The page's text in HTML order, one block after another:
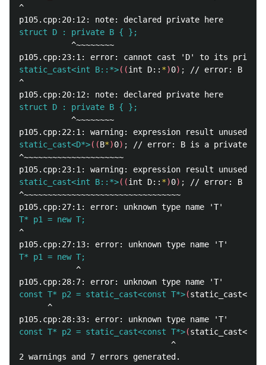
^
struct D : private B { };
           ^~~~~~~~~
static_cast<int B::*>((int D:: *)0) ;
^
struct D : private B { };
           ^~~~~~~~~
static_cast<D*>((B*)0) ;
^~~~~~~~~~~~~~~~~~~~~~
static_cast<int B::*>((int D:: *)0) ;
^~~~~~~~~~~~~~~~~~~~~~~~~~~~~~~~~~
T* p1 = new T;
^
T* p1 = new T;
            ^
const T* p2 = static_cast<const T*>(static_cast<void
      ^
const T* p2 = static_cast<const T*>(static_cast<void
                                ^
2 warnings and 7 errors generated.